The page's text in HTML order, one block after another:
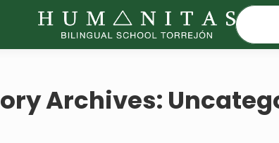
Archives: